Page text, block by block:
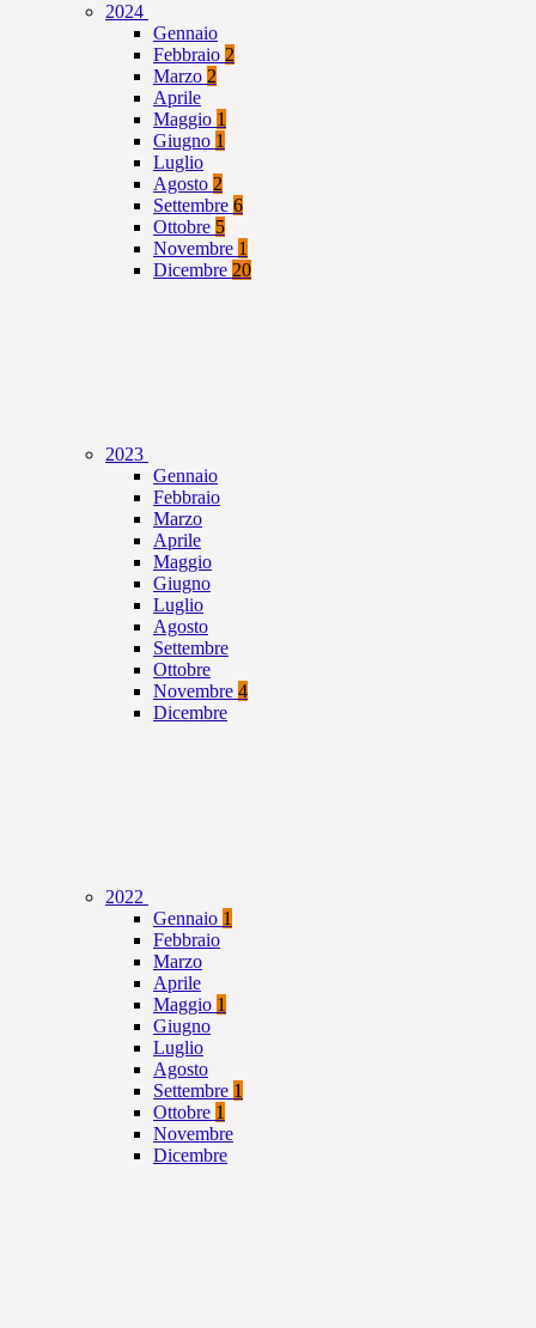
2024
Gennaio
Febbraio 2
Marzo 2
Aprile
Maggio 1
Giugno 1
Luglio
Agosto 2
Settembre 6
Ottobre 5
Novembre 1
Dicembre 20
2023
Gennaio
Febbraio
Marzo
Aprile
Maggio
Giugno
Luglio
Agosto
Settembre
Ottobre
Novembre 4
Dicembre
2022
Gennaio 1
Febbraio
Marzo
Aprile
Maggio 1
Giugno
Luglio
Agosto
Settembre 1
Ottobre 1
Novembre
Dicembre